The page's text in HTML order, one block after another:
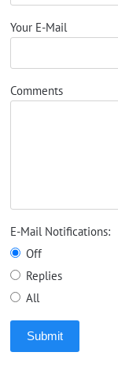
Your E-Mail
Comments
E-Mail Notifications:
Off
Replies
All
Submit